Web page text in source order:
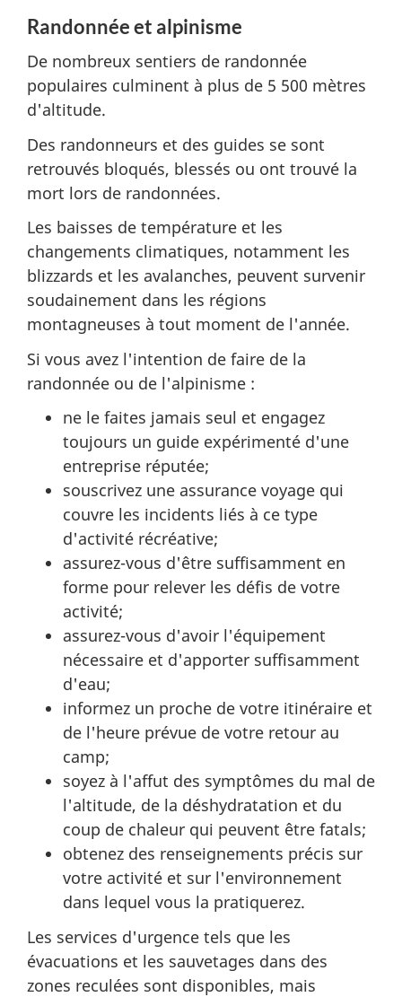
Randonnée et alpinisme
De nombreux sentiers de randonnée
populaires culminent à plus de 5 500 mètres
d'altitude.
Des randonneurs et des guides se sont
retrouvés bloqués, blessés ou ont trouvé la
mort lors de randonnées.
Les baisses de température et les
changements climatiques, notamment les
blizzards et les avalanches, peuvent survenir
soudainement dans les régions
montagneuses à tout moment de l'année.
Si vous avez l'intention de faire de la
randonnée ou de l'alpinisme :
ne le faites jamais seul et engagez
toujours un guide expérimenté d'une
entreprise réputée;
souscrivez une assurance voyage qui
couvre les incidents liés à ce type
d'activité récréative;
assurez-vous d'être suffisamment en
forme pour relever les défis de votre
activité;
assurez-vous d'avoir l'équipement
nécessaire et d'apporter suffisamment
d'eau;
informez un proche de votre itinéraire et
de l'heure prévue de votre retour au
camp;
soyez à l'affut des symptômes du mal de
l'altitude, de la déshydratation et du
coup de chaleur qui peuvent être fatals;
obtenez des renseignements précis sur
votre activité et sur l'environnement
dans lequel vous la pratiquerez.
Les services d'urgence tels que les
évacuations et les sauvetages dans des
zones reculées sont disponibles, mais